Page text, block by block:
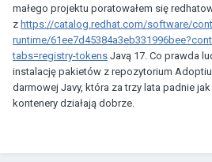
małego projektu poratowałem się
z https://catalog.redhat.com/software/
runtime/
tabs=registry-tokens Javą 17. Co prawda
instalację pakietów z repozytorium
darmowej Javy, która za trzy lata padnie
kontenery działają dobrze.